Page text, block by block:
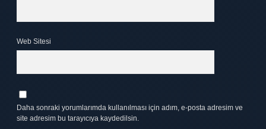
Web Sitesi
Daha sonraki yorumlarımda kullanılması için adım, e-posta adresim ve
site adresim bu tarayıcıya kaydedilsin.